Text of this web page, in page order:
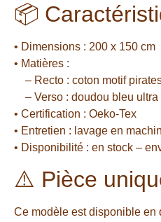
📦
• Dimensions : 200 x 150 cm
• Matières :
– Recto : coton motif
– Verso : doudou bleu ultra
• Certification : Oeko-Tex
• Entretien : lavage en
• Disponibilité : en stock –
⚠️ Pièce
Ce modèle est disponible en